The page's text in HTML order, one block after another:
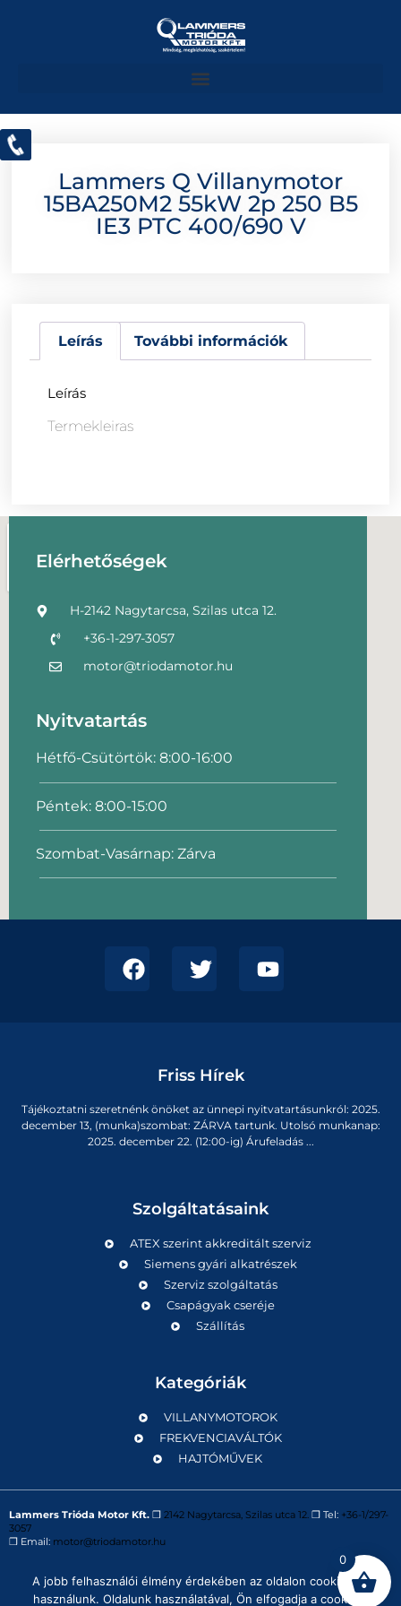
Lammers Q Villanymotor
15BA250M2 55kW 2p 250 B5
IE3 PTC 400/690 V
Leírás További információk
Leírás
Termekleiras
Elérhetőségek
H-2142 Nagytarcsa, Szilas utca 12.
+36-1-297-3057
motor@triodamotor.hu
Nyitvatartás
Hétfő-Csütörtök: 8:00-16:00
Péntek: 8:00-15:00
Szombat-Vasárnap: Zárva
Friss Hírek
Tájékoztatni szeretnénk önöket az ünnepi nyitvatartásunkról: 2025.
december 13, (munka)szombat: ZÁRVA tartunk. Utolsó munkanap:
2025. december 22. (12:00-ig) Árufeladás ...
Szolgáltatásaink
ATEX szerint akkreditált szerviz
Siemens gyári alkatrészek
Szerviz szolgáltatás
Csapágyak cseréje
Szállítás
Kategóriák
VILLANYMOTOROK
FREKVENCIAVÁLTÓK
HAJTÓMŰVEK
Lammers Trióda Motor Kft. ❒ 2142 Nagytarcsa, Szilas utca 12. ❒ Tel: +36-1/297-
3057
❒ Email: motor@triodamotor.hu
Powered byDigit-Now Kft.
0
A jobb felhasználói élmény érdekében az oldalon cookie-kat
használunk. Oldalunk használatával, Ön elfogadja a cookie-k